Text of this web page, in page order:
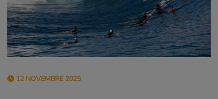
12 NOVEMBRE 2025